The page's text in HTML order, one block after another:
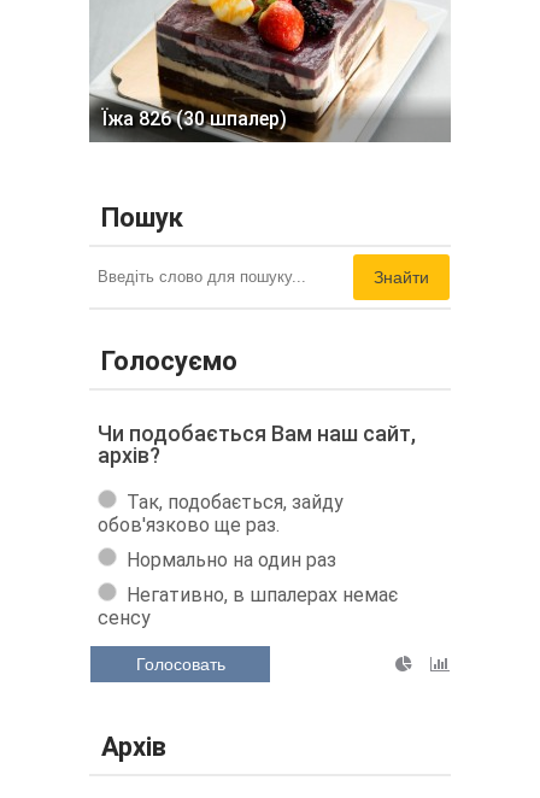
Їжа 826 (30 шпалер)
Пошук
Знайти
Голосуємо
Чи подобається Вам наш сайт,
архів?
Так, подобається, зайду
обов'язково ще раз.
Нормально на один раз
Негативно, в шпалерах немає
сенсу
Голосовать
Архів